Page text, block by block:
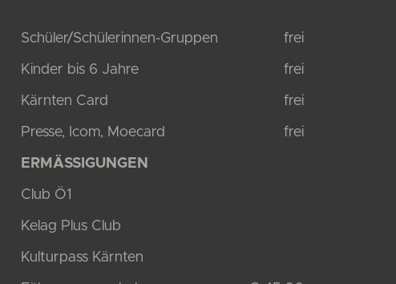
Schüler/Schülerinnen-Gruppen frei
Kinder bis 6 Jahre frei
Kärnten Card frei
Presse, Icom, Moecard frei
ERMÄSSIGUNGEN
Club Ö1
Kelag Plus Club
Kulturpass Kärnten